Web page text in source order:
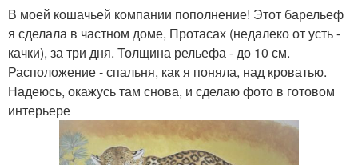
В моей кошачьей компании пополнение! Этот барельеф
я сделала в частном доме, Протасах (недалеко от усть -
качки), за три дня. Толщина рельефа - до 10 см.
Расположение - спальня, как я поняла, над кроватью.
Надеюсь, окажусь там снова, и сделаю фото в готовом
интерьере